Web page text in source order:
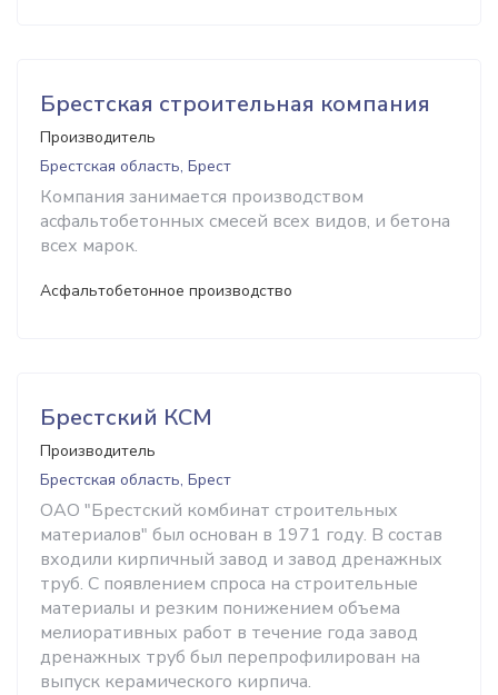
Брестская строительная компания
Производитель
Брестская область, Брест
Компания занимается производством
асфальтобетонных смесей всех видов, и бетона
всех марок.
Асфальтобетонное производство
Брестский КСМ
Производитель
Брестская область, Брест
ОАО "Брестский комбинат строительных
материалов" был основан в 1971 году. В состав
входили кирпичный завод и завод дренажных
труб. С появлением спроса на строительные
материалы и резким понижением объема
мелиоративных работ в течение года завод
дренажных труб был перепрофилирован на
выпуск керамического кирпича.